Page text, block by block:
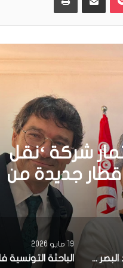
يعمل بالطاقة
الباحثة التونسية فاتن المولدي تنجح في الحصول على براءة اختراع في الولايات المتحدة الأمريكية، وذلك بعد ابتكارها محركاً هجيناً ثورياً
12 أبريل 2026